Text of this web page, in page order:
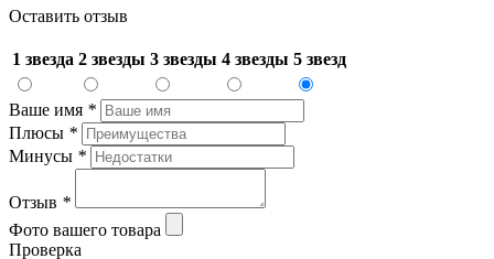
Оставить отзыв
1 звезда 2 звезды 3 звезды 4 звезды 5 звезд
Ваше имя *
Плюсы *
Минусы *
Отзыв *
Фото вашего товара
Проверка